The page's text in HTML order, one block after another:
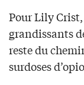
Pour Lily
grandissants
reste du
surdoses